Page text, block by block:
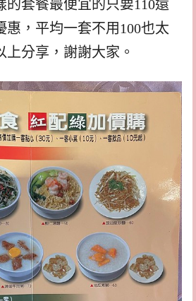
的套餐最便宜的只要110還
惠，平均一套不用100也太
分享，謝謝大家。